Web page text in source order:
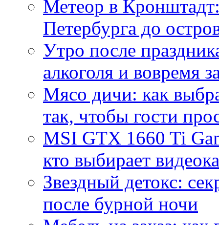
Метеор в
Петербурга до
Утро после
алкоголя и вовремя
Мясо дичи: как
так, чтобы гости
MSI GTX 1660 Ti
кто выбирает
Звездный детокс:
после бурной ночи